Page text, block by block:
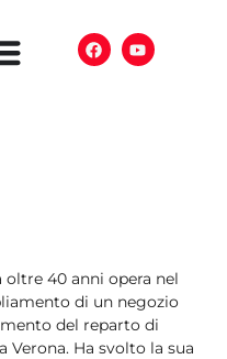
40 anni opera nel
di un negozio
del reparto di
Verona. Ha svolto la sua